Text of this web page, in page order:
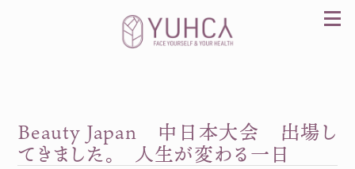
カラダを整え、習慣を変えて、心を前向きに。産
前産後訪問整体 YUHCA（ユウカ）
Beauty Japan 中日本大会 出場し
てきました。 人生が変わる一日